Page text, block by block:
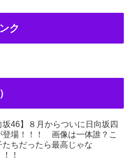
ク
坂46】８月からついに日向坂四
登場！！！ 画像は一体誰？こ
たちだったら最高じゃな
！